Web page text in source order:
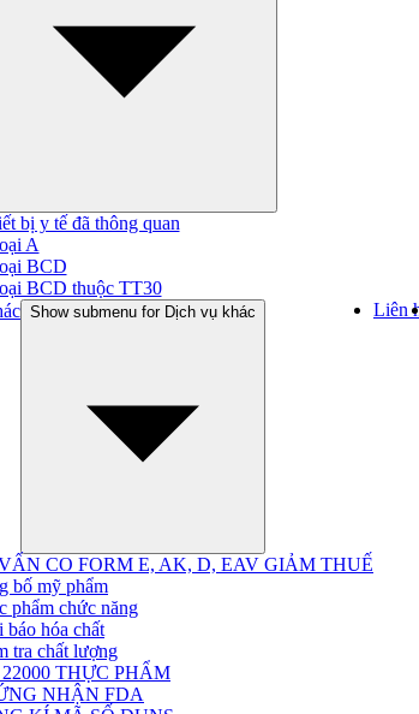
bị y tế đã thông quan
A
BCD
BCD thuộc TT30
Show submenu for Dịch vụ khác
CO FORM E, AK, D, EAV GIẢM THUẾ
bố mỹ phẩm
phẩm chức năng
báo hóa chất
tra chất lượng
THỰC PHẨM
NHẬN FDA
Liên